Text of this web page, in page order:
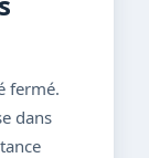
fermé.
dans